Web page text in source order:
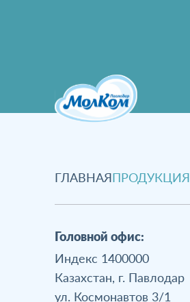
ГЛАВНАЯПРОДУКЦИЯ
Головной офис:
Индекс 1400000
Казахстан, г. Павлодар
ул. Космонавтов 3/1